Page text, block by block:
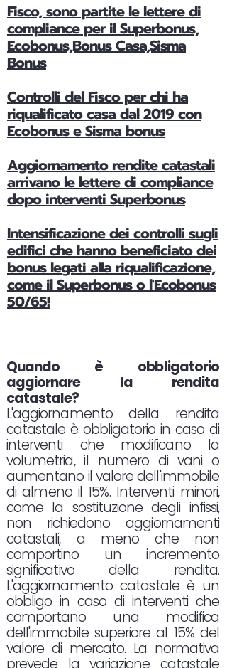
Fisco, sono partite le lettere di
compliance per il Superbonus,
Ecobonus,Bonus Casa,Sisma
Bonus
Controlli del Fisco per chi ha
riqualificato casa dal 2019 con
Ecobonus e Sisma bonus
Aggiornamento rendite catastali
arrivano le lettere di compliance
dopo interventi Superbonus
Intensificazione dei controlli sugli
edifici che hanno beneficiato dei
bonus legati alla riqualificazione,
come il Superbonus o l'Ecobonus
50/65!
Quando è obbligatorio
aggiornare la rendita
catastale?
L'aggiornamento della rendita
catastale è obbligatorio in caso di
interventi che modificano la
volumetria, il numero di vani o
aumentano il valore dell'immobile
di almeno il 15%. Interventi minori,
come la sostituzione degli infissi,
non richiedono aggiornamenti
catastali, a meno che non
comportino un incremento
significativo della rendita.
L'aggiornamento catastale è un
obbligo in caso di interventi che
comportano una modifica
dell'immobile superiore al 15% del
valore di mercato. La normativa
prevede la variazione catastale